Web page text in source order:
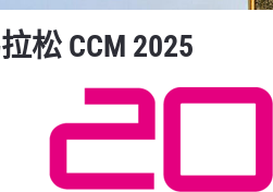
松 CCM 2025